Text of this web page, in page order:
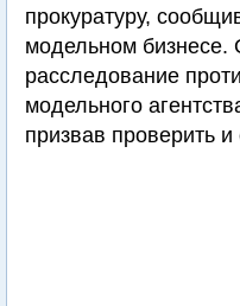
прокуратуру,
модельном бизнесе.
расследование
модельного
призвав проверить